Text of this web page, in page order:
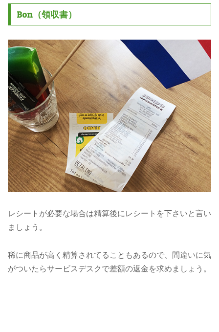
Bon（領収書）
レシートが必要な場合は精算後にレシートを下さいと言い
ましょう。
稀に商品が高く精算されてることもあるので、間違いに気
がついたらサービスデスクで差額の返金を求めましょう。